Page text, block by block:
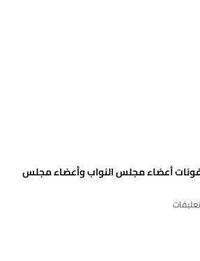
أعضاء مجلس النواب وأعضاء مجلس